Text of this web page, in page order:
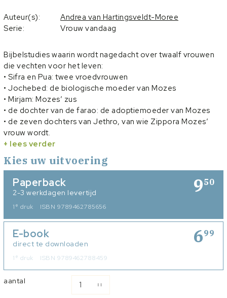
Auteur(s):
Andrea van Hartingsveldt-Moree
Serie:
Vrouw vandaag
Bijbelstudies waarin wordt nagedacht over twaalf vrouwen
die vechten voor het leven:
• Sifra en Pua: twee vroedvrouwen
• Jochebed: de biologische moeder van Mozes
• Mirjam: Mozes’ zus
• de dochter van de farao: de adoptiemoeder van Mozes
• de zeven dochters van Jethro, van wie Zippora Mozes’
vrouw wordt.
• Verderop in de boeken van Mozes ontmoeten we nog de
vijf dochters van Zeláfead.
De Bijbelstudies zijn zowel individueel als in groepsverband
te gebruiken.
+ lees verder
Kies uw uitvoering
950
Paperback
2-3 werkdagen levertijd
1 e druk ISBN 9789462785656
699
E-book
direct te downloaden
1 e druk ISBN 9789462788459
aantal